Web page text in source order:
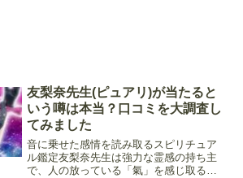
友梨奈先生(ピュアリ)が当たると
いう噂は本当？口コミを大調査し
てみました
音に乗せた感情を読み取るスピリチュア
ル鑑定友梨奈先生は強力な霊感の持ち主
で、人の放っている「氣」を感じ取るこ